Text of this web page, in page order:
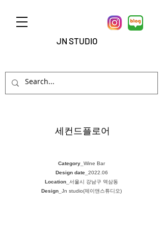
JN STUDIO
세컨드플로어
Category_ Wine Bar
Design date_ 2022.06
Location_ 서울시 강남구 역삼동
Design_ Jn studio(제이앤스튜디오)